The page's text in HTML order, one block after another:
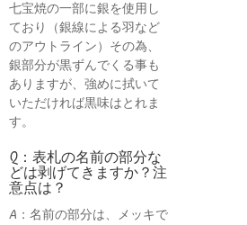
七宝焼の一部に銀を使用し
ており（銀線による羽など
のアウトライン）その為、
銀部分が黒ずんでくる事も
ありますが、強めに拭いて
いただければ黒味はとれま
す。
Q：表札の名前の部分な
どは剥げてきますか？注
意点は？
A：名前の部分は、メッキで